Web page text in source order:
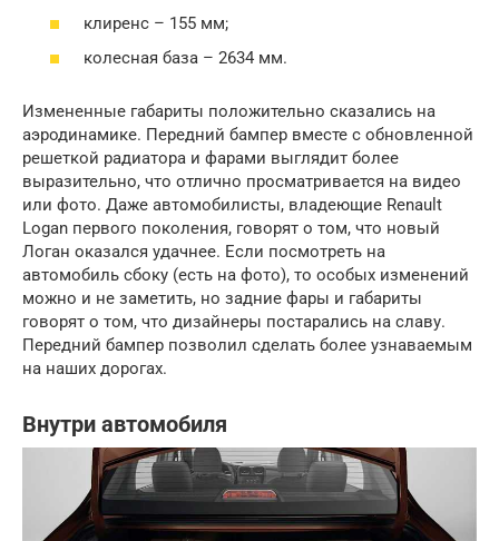
клиренс – 155 мм;
колесная база – 2634 мм.
Измененные габариты положительно сказались на
аэродинамике. Передний бампер вместе с обновленной
решеткой радиатора и фарами выглядит более
выразительно, что отлично просматривается на видео
или фото. Даже автомобилисты, владеющие Renault
Logan первого поколения, говорят о том, что новый
Логан оказался удачнее. Если посмотреть на
автомобиль сбоку (есть на фото), то особых изменений
можно и не заметить, но задние фары и габариты
говорят о том, что дизайнеры постарались на славу.
Передний бампер позволил сделать более узнаваемым
на наших дорогах.
Внутри автомобиля